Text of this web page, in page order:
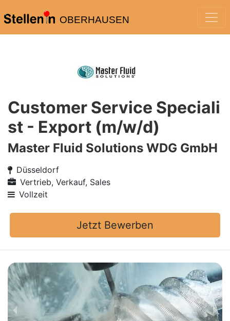
OBERHAUSEN
Customer Service Speciali
st - Export (m/w/d)
Master Fluid Solutions WDG GmbH
Düsseldorf
Vertrieb, Verkauf, Sales
Vollzeit
Jetzt Bewerben